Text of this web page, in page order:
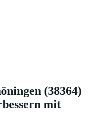
(38364)
mit